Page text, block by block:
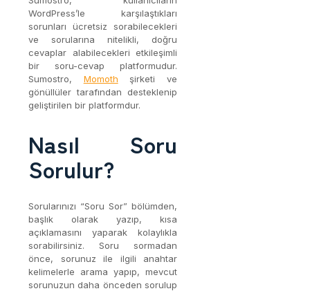
WordPress’le karşılaştıkları
sorunları ücretsiz sorabilecekleri
ve sorularına nitelikli, doğru
cevaplar alabilecekleri etkileşimli
bir soru-cevap platformudur.
Sumostro, Momoth şirketi ve
gönüllüler tarafından desteklenip
geliştirilen bir platformdur.
Nasıl Soru
Sorulur?
Sorularınızı “Soru Sor” bölümden,
başlık olarak yazıp, kısa
açıklamasını yaparak kolaylıkla
sorabilirsiniz. Soru sormadan
önce, sorunuz ile ilgili anahtar
kelimelerle arama yapıp, mevcut
sorunuzun daha önceden sorulup